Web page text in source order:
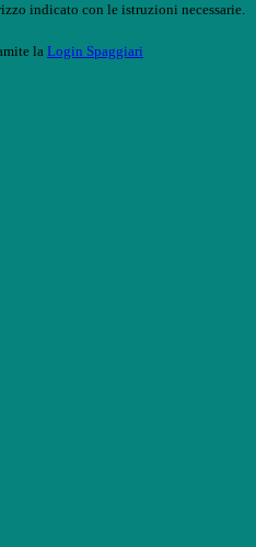
indicato con le istruzioni necessarie.
la Login Spaggiari